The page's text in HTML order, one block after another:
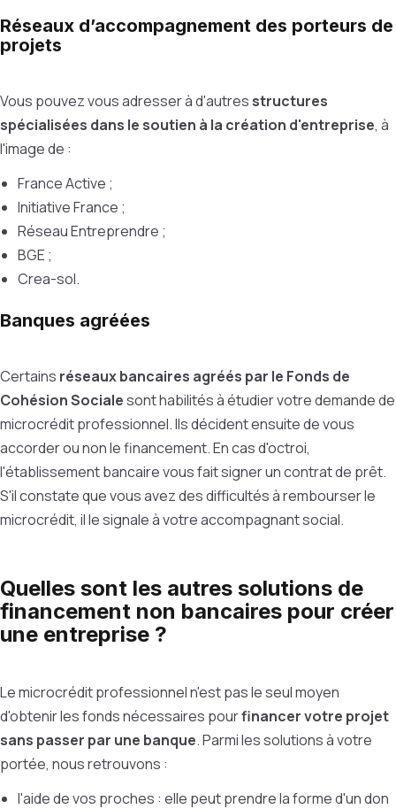
Réseaux d’accompagnement des porteurs de
projets
Vous pouvez vous adresser à d'autres structures
spécialisées dans le soutien à la création d'entreprise, à
l'image de :
France Active ;
Initiative France ;
Réseau Entreprendre ;
BGE ;
Crea-sol.
Banques agréées
Certains réseaux bancaires agréés par le Fonds de
Cohésion Socialesont habilités à étudier votre demande de
microcrédit professionnel. Ils décident ensuite de vous
accorder ou non le financement. En cas d'octroi,
l'établissement bancaire vous fait signer un contrat de prêt.
S'il constate que vous avez des difficultés à rembourser le
microcrédit, il le signale à votre accompagnant social.
Quelles sont les autres solutions de
financement non bancaires pour créer
une entreprise ?
Le microcrédit professionnel n'est pas le seul moyen
d'obtenir les fonds nécessaires pourfinancer votre projet
sans passer par une banque. Parmi les solutions à votre
portée, nous retrouvons :
l'aide de vos proches : elle peut prendre la forme d'un don